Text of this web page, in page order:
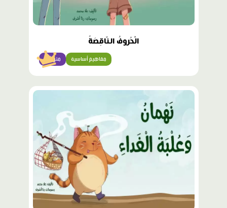
الْحُروفُ النّاقِصَةُ
متوسّط مفاهيم أساسية
محتوى